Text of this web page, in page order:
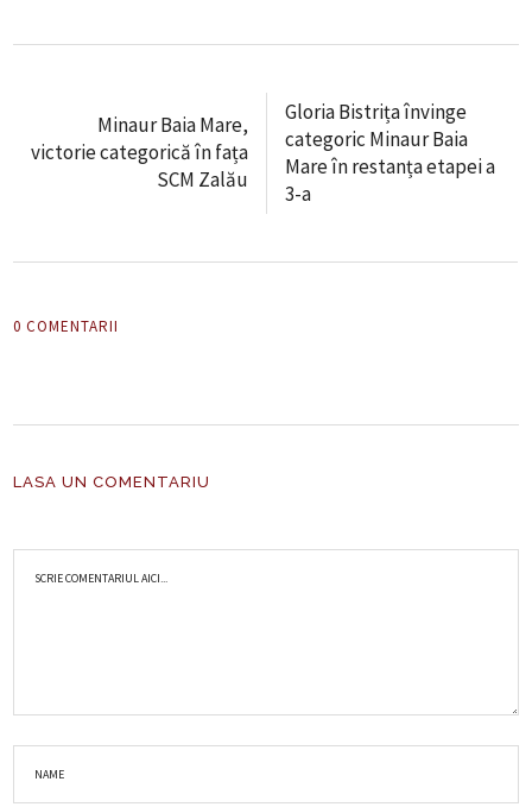
Minaur Baia Mare,
victorie categorică în fața
SCM Zalău
Gloria Bistrița învinge
categoric Minaur Baia
Mare în restanța etapei a
3-a
0 COMENTARII
LASA UN COMENTARIU